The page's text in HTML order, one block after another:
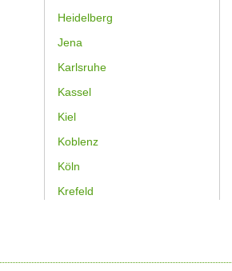
Heidelberg
Jena
Karlsruhe
Kassel
Kiel
Koblenz
Köln
Krefeld